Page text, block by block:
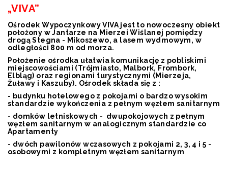
„VIVA”
Ośrodek Wypoczynkowy VIVA jest to nowoczesny obiekt
położony w Jantarze na Mierzei Wiślanej pomiędzy
drogą Stegna - Mikoszewo, a lasem wydmowym, w
odległości 800 m od morza.
Położenie ośrodka ułatwia komunikację z pobliskimi
miejscowościami (Trójmiasto, Malbork, Frombork,
Elbląg) oraz regionami turystycznymi (Mierzeja,
Żuławy i Kaszuby). Ośrodek składa się z :
- budynku hotelowego z pokojami o bardzo wysokim
standardzie wykończenia z pełnym węzłem sanitarnym
- domków letniskowych - dwupokojowych z pełnym
węzłem sanitarnym w analogicznym standardzie co
Apartamenty
- dwóch pawilonów wczasowych z pokojami 2, 3, 4 i 5 -
osobowymi z kompletnym węzłem sanitarnym